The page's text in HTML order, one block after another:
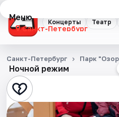
Концерты Театр
Меню
Санкт-Петербург
Концерты
Театр
Стендап
Ночной режим
Санкт-Петербург Парк